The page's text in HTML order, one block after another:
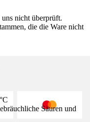
Säuren und
nicht überprüft.
die die Ware nicht